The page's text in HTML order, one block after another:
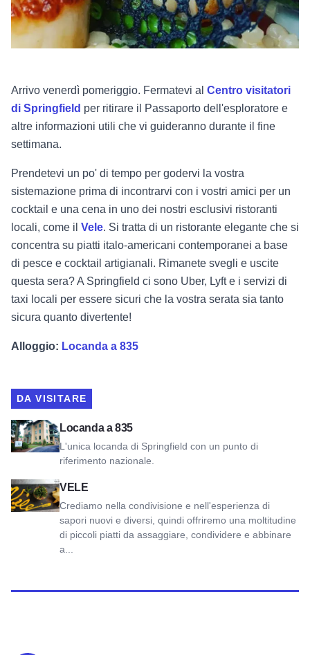
Arrivo venerdì pomeriggio. Fermatevi al Centro visitatori
di Springfield per ritirare il Passaporto dell'esploratore e
altre informazioni utili che vi guideranno durante il fine
settimana.
Prendetevi un po' di tempo per godervi la vostra
sistemazione prima di incontrarvi con i vostri amici per un
cocktail e una cena in uno dei nostri esclusivi ristoranti
locali, come il Vele. Si tratta di un ristorante elegante che si
concentra su piatti italo-americani contemporanei a base
di pesce e cocktail artigianali. Rimanete svegli e uscite
questa sera?A Springfield ci sono Uber, Lyft e i servizi di
taxi locali per essere sicuri che la vostra serata sia tanto
sicura quanto divertente!
Alloggio: Locanda a 835
DA VISITARE
Locanda a 835
L'unica locanda di Springfield con un punto di
riferimento nazionale.
Visualizza Inn at 835
VELE
Crediamo nella condivisione e nell'esperienza di
sapori nuovi e diversi, quindi offriremo una moltitudine
di piccoli piatti da assaggiare, condividere e abbinare
a...
Visualizza VELE